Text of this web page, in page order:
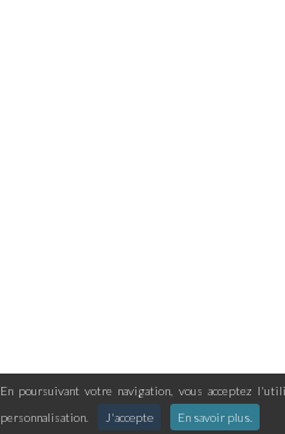
En poursuivant votre navigation, vous acceptez
personnalisation.
J'accepte En savoir plus.